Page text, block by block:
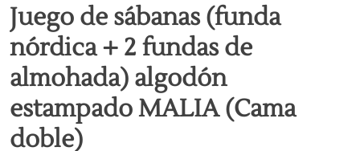
Juego de sábanas (funda
nórdica + 2 fundas de
almohada) algodón
estampado MALIA (Cama
doble)